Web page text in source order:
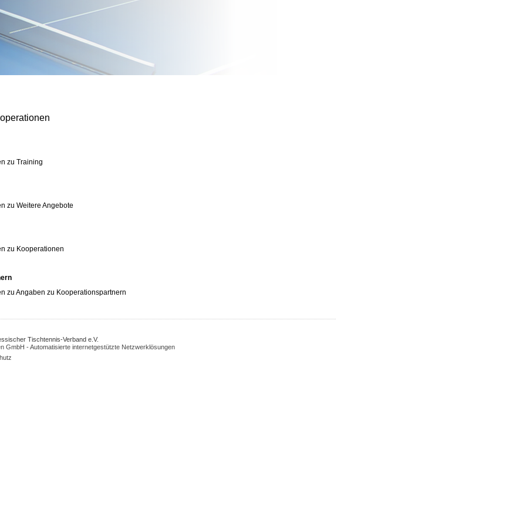
zu Training
zu Weitere Angebote
zu Kooperationen
zu Angaben zu Kooperationspartnern
Tischtennis-Verband e.V.
GmbH - Automatisierte internetgestützte Netzwerklösungen